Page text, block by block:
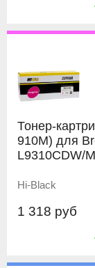
Тонер-
910M) для
L9310CDW/
Hi-Black
1 318 руб